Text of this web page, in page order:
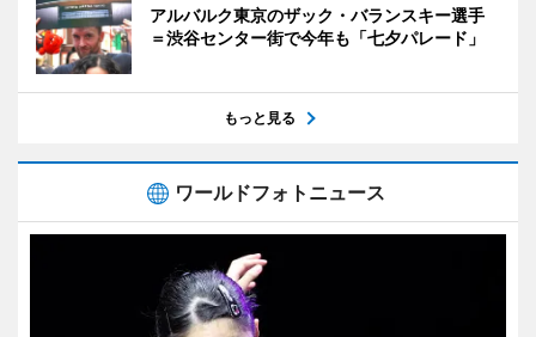
アルバルク東京のザック・バランスキー選手
＝渋谷センター街で今年も「七夕パレード」
もっと見る
ワールドフォトニュース